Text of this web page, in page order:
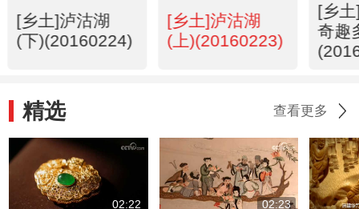
[乡土]泸沽湖
(下)(20160224)
[乡土]泸沽湖
(上)(20160223)
[乡
奇趣
精选 查看更多
02:22 02:23